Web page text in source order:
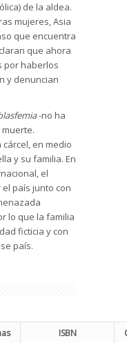
de la aldea.
mujeres, Asia
que encuentra
que ahora
por haberlos
y denuncian
-no ha
en medio
y su familia. En
el
país junto con
lo que la familia
ficticia y con
país.
ISBN